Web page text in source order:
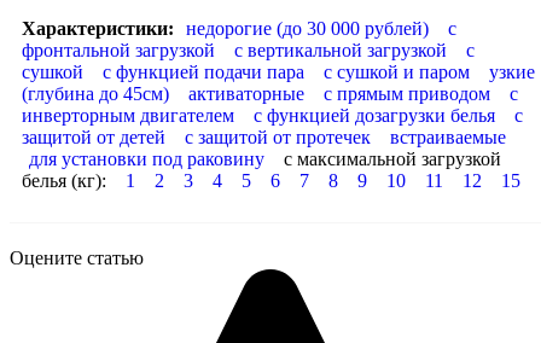
Характеристики:
недорогие (до 30 000 рублей)
с
фронтальной загрузкой
с вертикальной загрузкой
с
сушкой
с функцией подачи пара с сушкой и паром
узкие
(глубина до 45см)
активаторные с прямым приводом
с
инверторным двигателем
с функцией дозагрузки белья
с
защитой от детей
с защитой от протечек
встраиваемые
для установки под раковину
с максимальной загрузкой
белья (кг):
1 2 3 4 5 6 7 8 9 10 11 12 15
Оцените статью